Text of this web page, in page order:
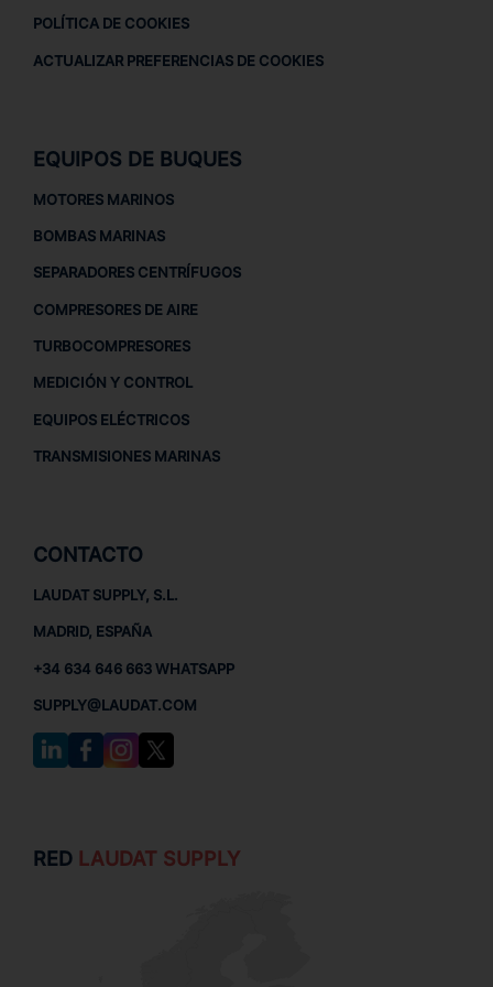
POLÍTICA DE COOKIES
ACTUALIZAR PREFERENCIAS DE COOKIES
EQUIPOS DE BUQUES
MOTORES MARINOS
BOMBAS MARINAS
SEPARADORES CENTRÍFUGOS
COMPRESORES DE AIRE
TURBOCOMPRESORES
MEDICIÓN Y CONTROL
EQUIPOS ELÉCTRICOS
TRANSMISIONES MARINAS
CONTACTO
LAUDAT SUPPLY, S.L.
MADRID, ESPAÑA
+34 634 646 663 WHATSAPP
SUPPLY@LAUDAT.COM
RED LAUDAT SUPPLY